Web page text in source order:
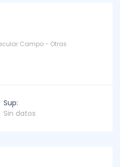
Campo - Otras
Sup:
Sin datos